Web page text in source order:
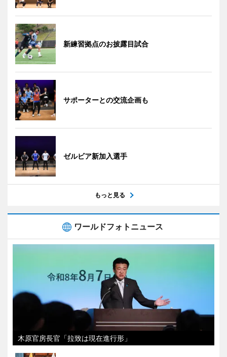
新練習拠点のお披露目試合
サポーターとの交流企画も
ゼルビア新加入選手
もっと見る
ワールドフォトニュース
木原官房長官「拉致は現在進行形」